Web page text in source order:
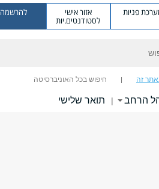
פניות אזור אישי
לסטודנטים.יות
להרשמה
זה חיפוש בכל האוניברסיטה
הרחב | תואר שלישי